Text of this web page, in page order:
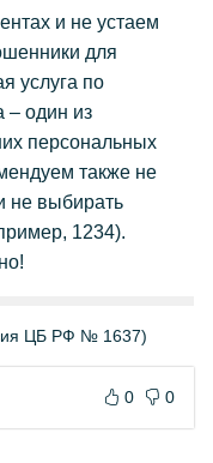
и не устаем
для
услуга по
– один из
персональных
также не
не выбирать
1234).
ЦБ РФ № 1637)
0 0